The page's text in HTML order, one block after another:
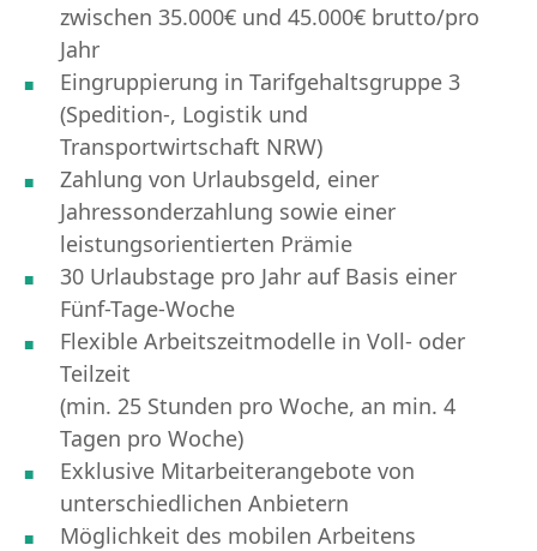
zwischen 35.000€ und 45.000€ brutto/pro
Jahr
Eingruppierung in Tarifgehaltsgruppe 3
(Spedition-, Logistik und
Transportwirtschaft NRW)
Zahlung von Urlaubsgeld, einer
Jahressonderzahlung sowie einer
leistungsorientierten Prämie
30 Urlaubstage pro Jahr auf Basis einer
Fünf-Tage-Woche
Flexible Arbeitszeitmodelle in Voll- oder
Teilzeit
(min. 25 Stunden pro Woche, an min. 4
Tagen pro Woche)
Exklusive Mitarbeiterangebote von
unterschiedlichen Anbietern
Möglichkeit des mobilen Arbeitens